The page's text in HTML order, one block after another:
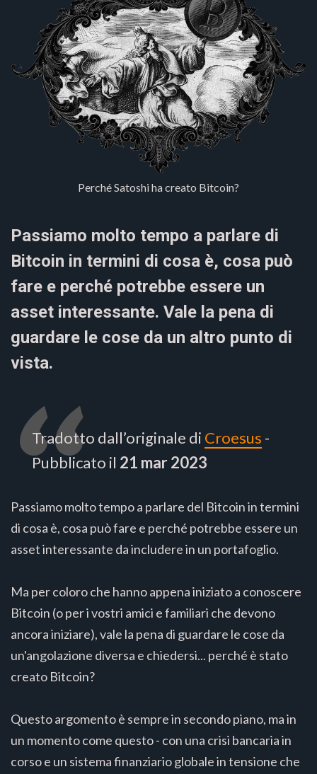
Perché Satoshi ha creato Bitcoin?
Passiamo molto tempo a parlare di
Bitcoin in termini di cosa è, cosa può
fare e perché potrebbe essere un
asset interessante. Vale la pena di
guardare le cose da un altro punto di
vista.
Tradotto dall’originale di Croesus -
Pubblicato il 21 mar 2023
Passiamo molto tempo a parlare del Bitcoin in termini
di cosa è, cosa può fare e perché potrebbe essere un
asset interessante da includere in un portafoglio.
Ma per coloro che hanno appena iniziato a conoscere
Bitcoin (o per i vostri amici e familiari che devono
ancora iniziare), vale la pena di guardare le cose da
un'angolazione diversa e chiedersi... perché è stato
creato Bitcoin?
Questo argomento è sempre in secondo piano, ma in
un momento come questo - con una crisi bancaria in
corso e un sistema finanziario globale in tensione che